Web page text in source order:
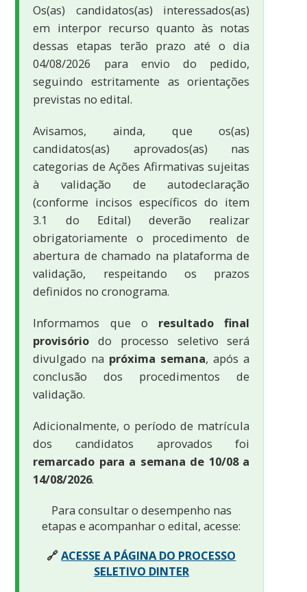
Os(as) candidatos(as) interessados(as)
em interpor recurso quanto às notas
dessas etapas terão prazo até o dia
04/08/2026 para envio do pedido,
seguindo estritamente as orientações
previstas no edital.
Avisamos, ainda, que os(as)
candidatos(as) aprovados(as) nas
categorias de Ações Afirmativas sujeitas
à validação de autodeclaração
(conforme incisos específicos do item
3.1 do Edital) deverão realizar
obrigatoriamente o procedimento de
abertura de chamado na plataforma de
validação, respeitando os prazos
definidos no cronograma.
Informamos que o resultado final
provisório do processo seletivo será
divulgado na próxima semana, após a
conclusão dos procedimentos de
validação.
Adicionalmente, o período de matrícula
dos candidatos aprovados foi
remarcado para a semana de 10/08 a
14/08/2026.
Para consultar o desempenho nas
etapas e acompanhar o edital, acesse:
🔗ACESSE A PÁGINA DO PROCESSO
SELETIVO DINTER